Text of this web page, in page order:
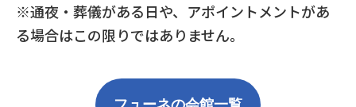
※通夜・葬儀がある日や、アポイントメントがあ
る場合はこの限りではありません。